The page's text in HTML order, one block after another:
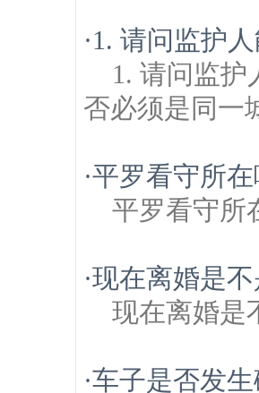
·1. 请问监护
1. 请问监护
否必须是同一
·平罗看守所
平罗看守所
·现在离婚是
现在离婚是
·车子是否发